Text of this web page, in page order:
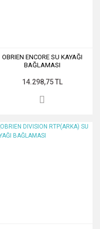
OBRIEN ENCORE SU KAYAĞI
BAĞLAMASI
14.298,75 TL